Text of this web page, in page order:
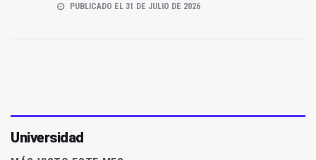
PUBLICADO EL 31 DE JULIO DE 2026
Universidad